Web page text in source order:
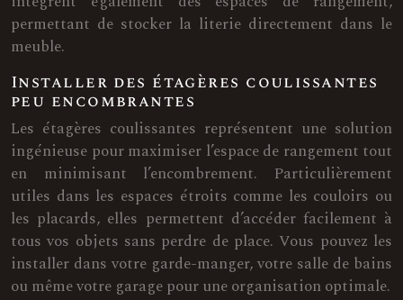
permettant de stocker la literie directement dans le
meuble.
Installer des étagères coulissantes
peu encombrantes
Les étagères coulissantes représentent une solution
ingénieuse pour maximiser l’espace de rangement tout
en minimisant l’encombrement. Particulièrement
utiles dans les espaces étroits comme les couloirs ou
les placards, elles permettent d’accéder facilement à
tous vos objets sans perdre de place. Vous pouvez les
installer dans votre garde-manger, votre salle de bains
ou même votre garage pour une organisation optimale.